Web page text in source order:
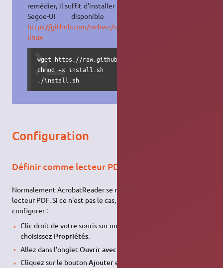
remédier, il suffit d'installer la police
Segoe-UI disponible ici :
https://github.com/mrbvrz/segoe-ui-
linux
wget https://raw.githubusercontent.com/mrbvrz/
chmod +x install.sh
./install.sh
Configuration
Définir comme lecteur PDF par défaut
Normalement AcrobatReader se mettra par defaut comme
lecteur PDF. Si ce n'est pas le cas, il est possible de le
configurer :
Clic droit de votre souris sur un quelconque fichier PDF et
choisissez Propriétés.
Allez dans l'onglet Ouvrir avec…
Cliquez sur le bouton Ajouteret choisissez